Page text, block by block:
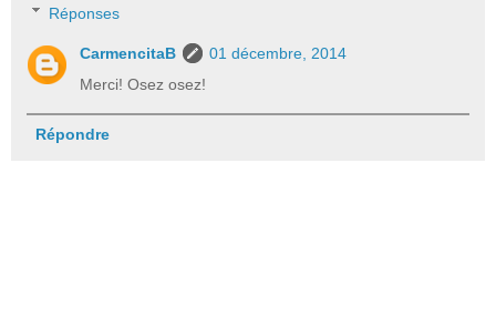
Réponses
CarmencitaB
01 décembre, 2014
Merci! Osez osez!
Répondre